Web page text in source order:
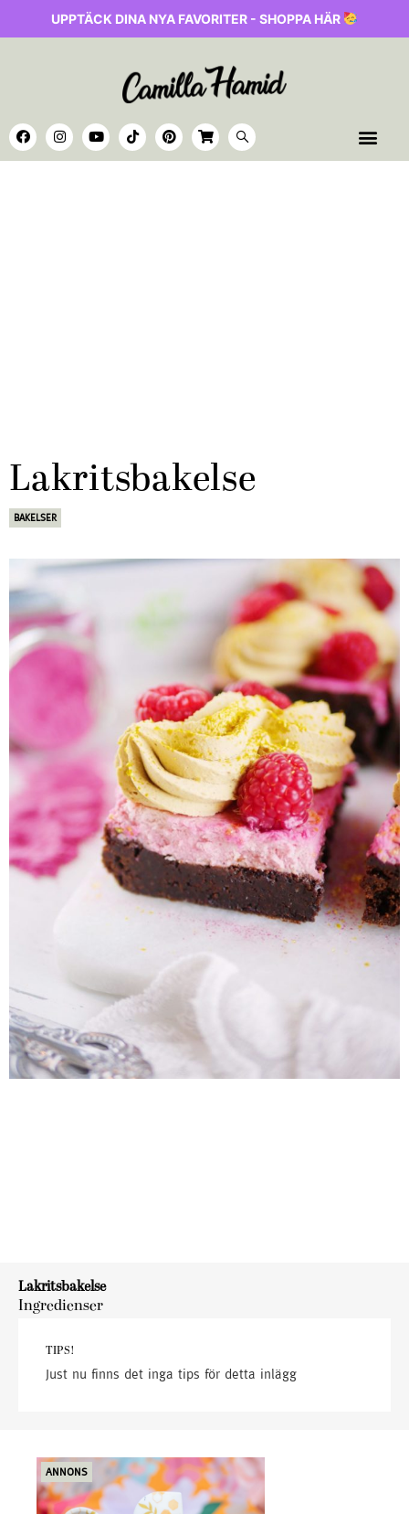
UPPTÄCK DINA NYA FAVORITER - SHOPPA HÄR
Lakritsbakelse
BAKELSER
Lakritsbakelse
Ingredienser
TIPS!
Just nu finns det inga tips för detta inlägg
ANNONS